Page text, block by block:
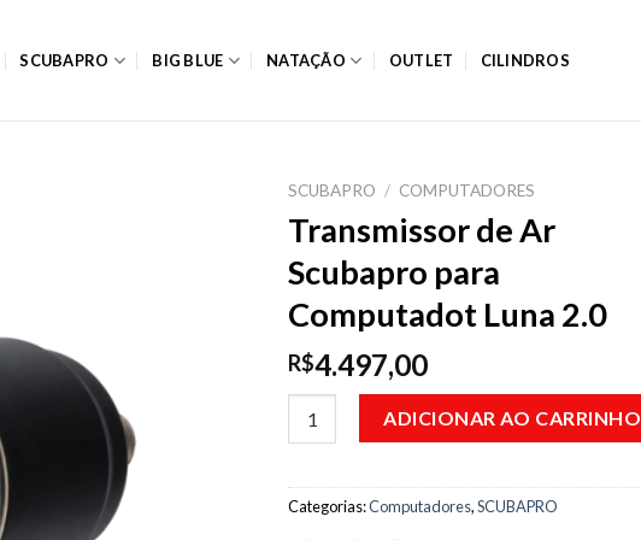
SCUBAPRO BIG BLUE NATAÇÃO OUTLET CILINDROS
SCUBAPRO / COMPUTADORES
Transmissor de Ar
Scubapro para
Computadot Luna 2.0
R$4.497,00
ADICIONAR AO CARRINHO
Categorias:Computadores,SCUBAPRO